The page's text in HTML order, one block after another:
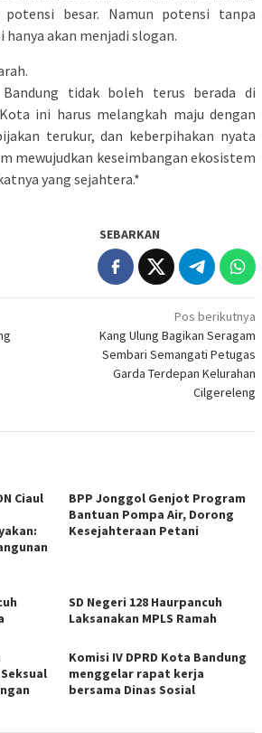
besar. Namun potensi tanpa
hanya akan menjadi slogan.
tidak boleh terus berada di
ini harus melangkah maju dengan
terukur, dan keberpihakan nyata
mewujudkan keseimbangan ekosistem
yang sejahtera.*
SEBARKAN
Pos berikutnya
Kang Ulung Bagikan Seragam
Sembari Semangati Petugas
Garda Terdepan Kelurahan
Cilgereleng
Ciaul
BPP Jonggol Genjot Program
Bantuan Pompa Air, Dorong
Kesejahteraan Petani
SD Negeri 128 Haurpancuh
Laksanakan MPLS Ramah
Komisi IV DPRD Kota Bandung
menggelar rapat kerja
bersama Dinas Sosial